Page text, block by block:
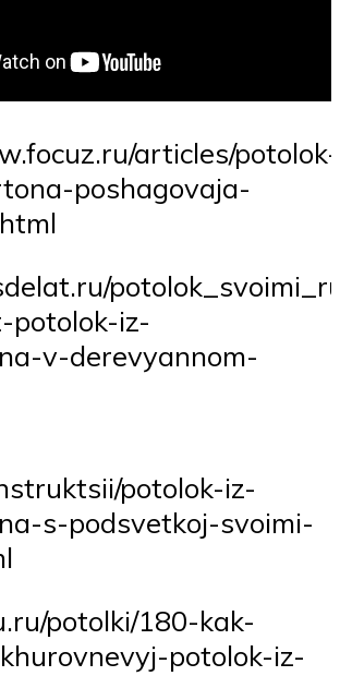
articles/potolok-
poshagovaja-
potolok-iz-
v-derevyannom-
potolok-iz-
s-podsvetkoj-svoimi-
potolki/180-kak-
potolok-iz-